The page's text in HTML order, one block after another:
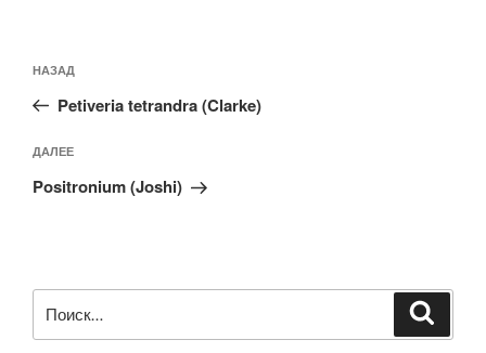
по
записям
Предыдущая
запись:
НАЗАД
Petiveria tetrandra (Clarke)
Следующая
запись
ДАЛЕЕ
Positronium (Joshi)